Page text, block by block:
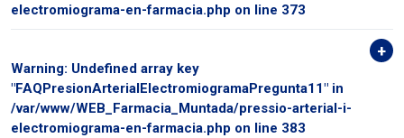
electromiograma-en-farmacia.php on line 373
Warning: Undefined array key
"FAQPresionArterialElectromiogramaPregunta11" in
/var/www/WEB_Farmacia_Muntada/pressio-arterial-i-
electromiograma-en-farmacia.php on line 383